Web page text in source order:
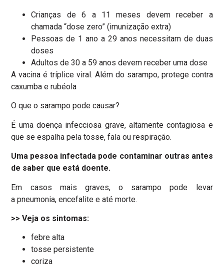
Crianças de 6 a 11 meses devem receber a
chamada “dose zero” (imunização extra)
Pessoas de 1 ano a 29 anos necessitam de duas
doses
Adultos de 30 a 59 anos devem receber uma dose
A vacina é tríplice viral. Além do sarampo, protege contra
caxumba e rubéola
O que o sarampo pode causar?
É uma doença infecciosa grave, altamente contagiosa e
que se espalha pela tosse, fala ou respiração.
Uma pessoa infectada pode contaminar outras antes
de saber que está doente.
Em casos mais graves, o sarampo pode levar
a pneumonia, encefalite e até morte.
>> Veja os sintomas:
febre alta
tosse persistente
coriza